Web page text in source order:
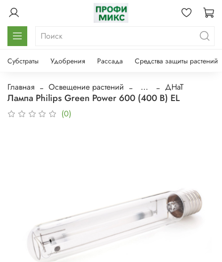
Субстраты Удобрения Рассада Средства защиты растений
Главная Освещение растений ... ДНаТ
Лампа Philips Green Power 600 (400 В) EL
(0)